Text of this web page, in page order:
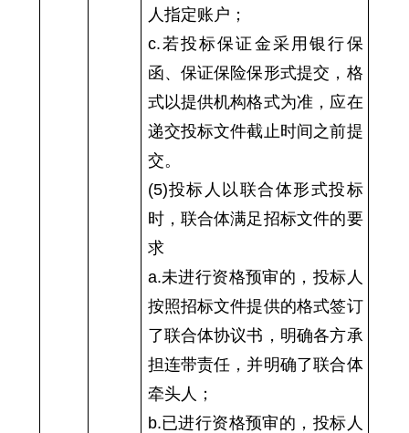
人指定账户；
c.若投标保证金采用银行保
函、保证保险保形式提交，格
式以提供机构格式为准，应在
递交投标文件截止时间之前提
交。
(5)投标人以联合体形式投标
时，联合体满足招标文件的要
求
a.未进行资格预审的，投标人
按照招标文件提供的格式签订
了联合体协议书，明确各方承
担连带责任，并明确了联合体
牵头人；
b.已进行资格预审的，投标人